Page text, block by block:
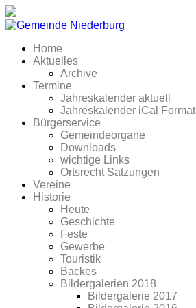
Home
Aktuelles
Archive
Termine
Jahreskalender aktuell
Jahreskalender iCal Format
Bürgerservice
Gemeindeorgane
Downloads
wichtige Links
Ortsrecht Satzungen
Vereine
Historie
Heute
Geschichte
Feste
Gewerbe
Touristik
Backes
Bildergalerien 2018
Bildergalerie 2017